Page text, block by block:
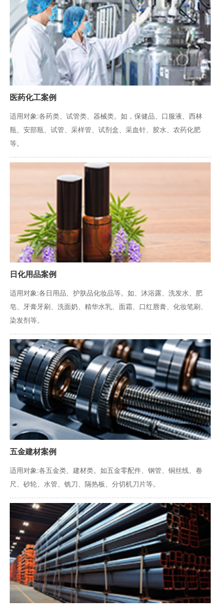
医药化工案例
适用对象:各药类、试管类、器械类。如，保健品、口服液、西林
瓶、安部瓶、试管、采样管、试剂盒、采血针、胶水、农药化肥
等。
日化用品案例
适用对象:各日用品、护肤品化妆品等。如、沐浴露、洗发水、肥
皂、牙膏牙刷、洗面奶、精华水乳、面霜、口红唇膏、化妆笔刷、
染发剂等。
五金建材案例
适用对象:各五金类、建材类。如五金零配件、钢管、铜丝线、卷
尺、砂轮、水管、铣刀、隔热板、分切机刀片等。